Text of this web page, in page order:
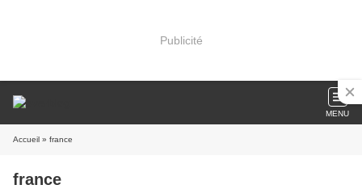
Publicité
MENU
Accueil » france
france